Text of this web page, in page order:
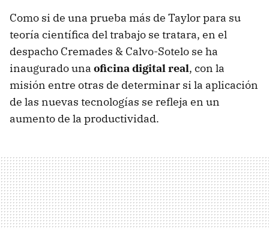
Como si de una prueba más de Taylor para su
teoría científica del trabajo se tratara, en el
despacho Cremades & Calvo-Sotelo se ha
inaugurado una oficina digital real, con la
misión entre otras de determinar si la aplicación
de las nuevas tecnologías se refleja en un
aumento de la productividad.